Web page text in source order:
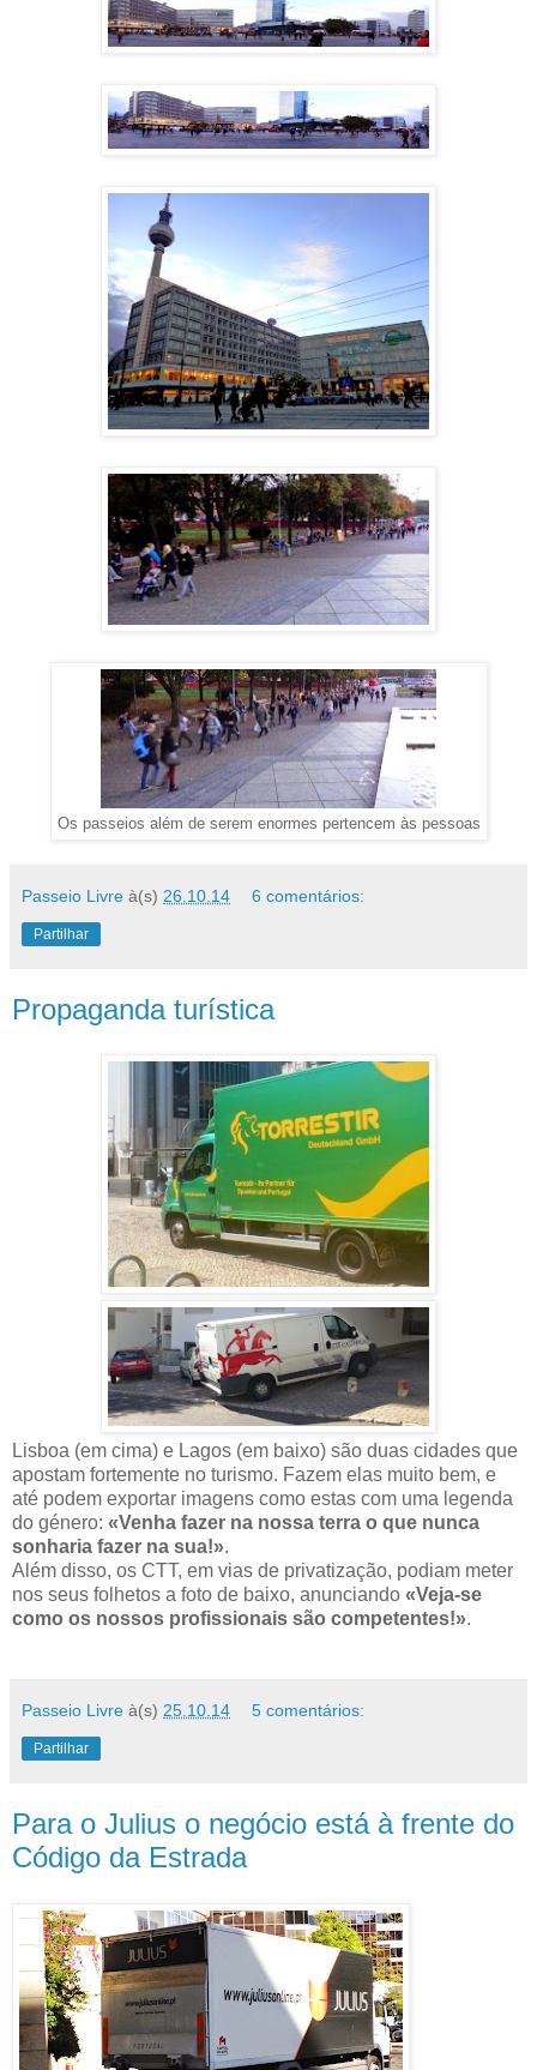
Os passeios além de serem enormes pertencem às pessoas
Passeio Livre à(s) 26.10.14 6 comentários:
Partilhar
Propaganda turística
Lisboa (em cima) e Lagos (em baixo) são duas cidades que
apostam fortemente no turismo. Fazem elas muito bem, e
até podem exportar imagens como estas com uma legenda
do género: «Venha fazer na nossa terra o que nunca
sonharia fazer na sua!».
Além disso, os CTT, em vias de privatização, podiam meter
nos seus folhetos a foto de baixo, anunciando «Veja-se
como os nossos profissionais são competentes!».
Passeio Livre à(s) 25.10.14 5 comentários:
Partilhar
Para o Julius o negócio está à frente do
Código da Estrada